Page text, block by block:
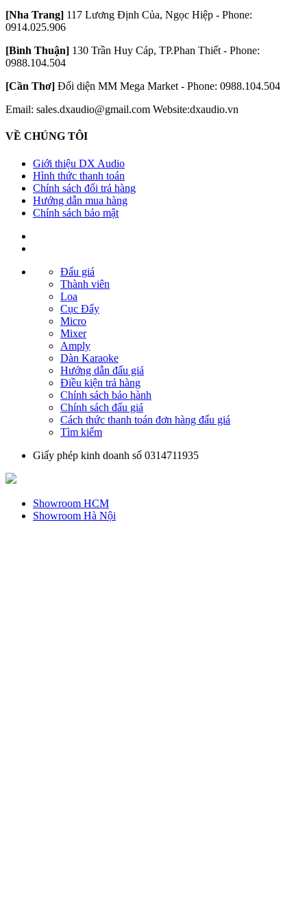
[Nha Trang] 117 Lương Định Của, Ngọc Hiệp - Phone:
0914.025.906
[Bình Thuận] 130 Trần Huy Cáp, TP.Phan Thiết - Phone:
0988.104.504
[Cần Thơ] Đối diện MM Mega Market - Phone: 0988.104.504
Email: sales.dxaudio@gmail.com Website:dxaudio.vn
VỀ CHÚNG TÔI
Giới thiệu DX Audio
Hình thức thanh toán
Chính sách đổi trả hàng
Hướng dẫn mua hàng
Chính sách bảo mật
Đấu giá
Thành viên
Loa
Cục Đẩy
Micro
Mixer
Amply
Dàn Karaoke
Hướng dẫn đấu giá
Điều kiện trả hàng
Chính sách bảo hành
Chính sách đấu giá
Cách thức thanh toán đơn hàng đấu giá
Tìm kiếm
Giấy phép kinh doanh số 0314711935
Showroom HCM
Showroom Hà Nội